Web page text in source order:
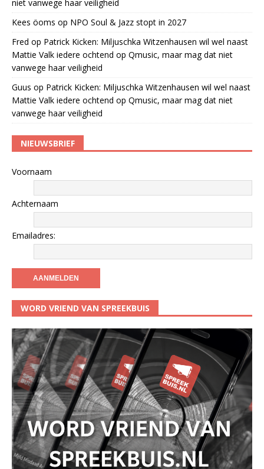
niet vanwege haar veiligheid
Kees öoms op NPO Soul & Jazz stopt in 2027
Fred op Patrick Kicken: Miljuschka Witzenhausen wil wel naast
Mattie Valk iedere ochtend op Qmusic, maar mag dat niet
vanwege haar veiligheid
Guus op Patrick Kicken: Miljuschka Witzenhausen wil wel naast
Mattie Valk iedere ochtend op Qmusic, maar mag dat niet
vanwege haar veiligheid
NIEUWSBRIEF
Voornaam
Achternaam
Emailadres:
WORD VRIEND VAN SPREEKBUIS